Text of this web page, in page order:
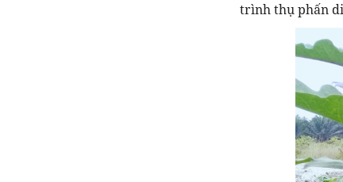
trình thụ phấn